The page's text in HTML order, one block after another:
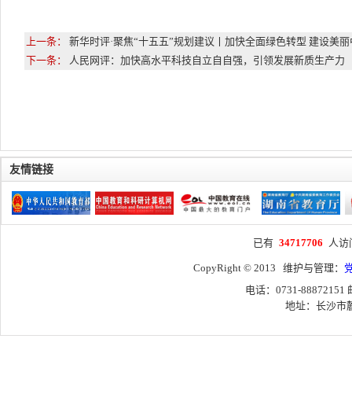
上一条： 新华时评·聚焦“十五五”规划建议丨加快全面绿色转型 建设美
下一条： 人民网评：加快高水平科技自立自自强，引领发展新质生产力
友情链接
已有 34717706 人
CopyRight © 2013 维护与管理：
电话：0731-88872151
地址：长沙市